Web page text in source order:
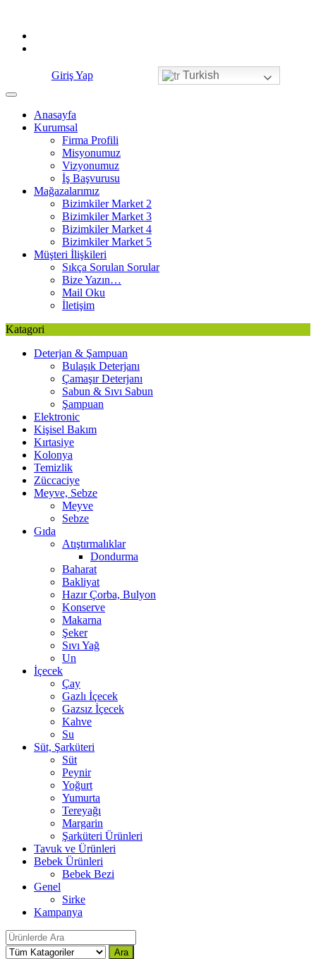
content
Giriş Yap Turkish
Anasayfa
Kurumsal
Firma Profili
Misyonumuz
Vizyonumuz
İş Başvurusu
Mağazalarımız
Bizimkiler Market 2
Bizimkiler Market 3
Bizimkiler Market 4
Bizimkiler Market 5
Müşteri İlişkileri
Sıkça Sorulan Sorular
Bize Yazın…
Mail Oku
İletişim
Katagori
Deterjan & Şampuan
Bulaşık Deterjanı
Çamaşır Deterjanı
Sabun & Sıvı Sabun
Şampuan
Elektronic
Kişisel Bakım
Kırtasiye
Kolonya
Temizlik
Züccaciye
Meyve, Sebze
Meyve
Sebze
Gıda
Atıştırmalıklar
Dondurma
Baharat
Bakliyat
Hazır Çorba, Bulyon
Konserve
Makarna
Şeker
Sıvı Yağ
Un
İçecek
Çay
Gazlı İçecek
Gazsız İçecek
Kahve
Su
Süt, Şarküteri
Süt
Peynir
Yoğurt
Yumurta
Tereyağı
Margarin
Şarküteri Ürünleri
Tavuk ve Ürünleri
Bebek Ürünleri
Bebek Bezi
Genel
Sirke
Kampanya
Ara